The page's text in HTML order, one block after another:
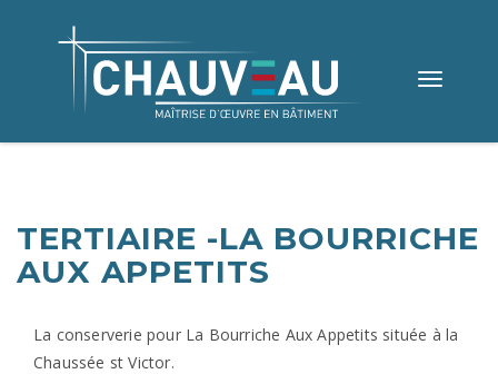
Toggle
TERTIAIRE -LA BOURRICHE
AUX APPETITS
La conserverie pour La Bourriche Aux Appetits située à la
Chaussée st Victor.